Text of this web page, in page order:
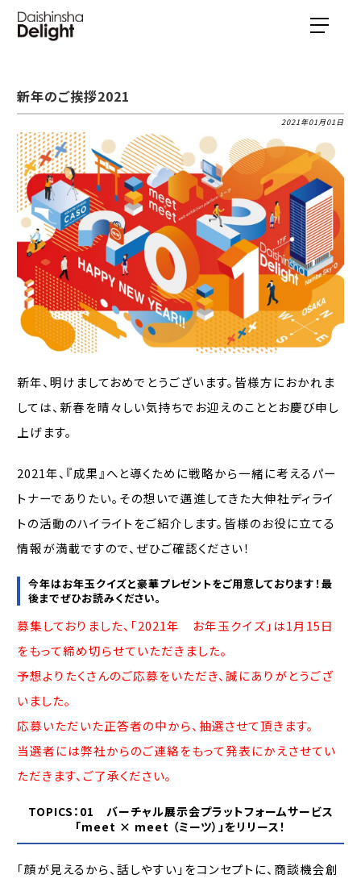
新年のご挨拶2021
2021年01月01日
新年、明けましておめでとうございます。皆様方におかれま
しては、新春を晴々しい気持ちでお迎えのこととお慶び申し
上げます。
2021年、『成果』へと導くために戦略から一緒に考えるパー
トナーでありたい。その想いで邁進してきた大伸社ディライ
トの活動のハイライトをご紹介します。皆様のお役に立てる
情報が満載ですので、ぜひご確認ください！
今年はお年玉クイズと豪華プレゼントをご用意しております！最
後までぜひお読みください。
募集しておりました、「2021年 お年玉クイズ」は1月15日
をもって締め切らせていただきました。
予想よりたくさんのご応募をいただき、誠にありがとうござ
いました。
応募いただいた正答者の中から、抽選させて頂きます。
当選者には弊社からのご連絡をもって発表にかえさせてい
ただきます、ご了承ください。
TOPICS：01 バーチャル展示会プラットフォームサービス
「meet × meet （ミーツ）」をリリース！
「顔が見えるから、話しやすい」をコンセプトに、商談機会創